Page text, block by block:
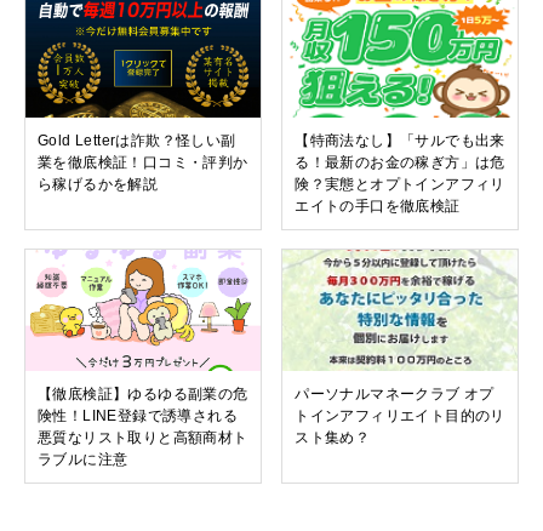
Gold Letterは詐欺？怪しい副
業を徹底検証！口コミ・評判か
ら稼げるかを解説
【特商法なし】「サルでも出来
る！最新のお金の稼ぎ方」は危
険？実態とオプトインアフィリ
エイトの手口を徹底検証
【徹底検証】ゆるゆる副業の危
険性！LINE登録で誘導される
悪質なリスト取りと高額商材ト
ラブルに注意
パーソナルマネークラブ オプ
トインアフィリエイト目的のリ
スト集め？